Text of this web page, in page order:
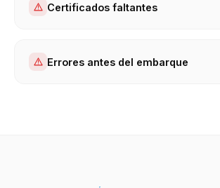
Certificados faltantes
Errores antes del embarque